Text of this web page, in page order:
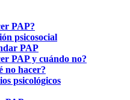
PAP?
psicosocial
PAP
PAP y cuándo no?
no hacer?
psicológicos